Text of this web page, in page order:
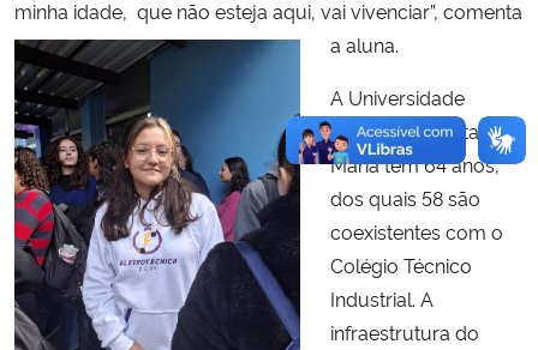
minha idade, que não esteja aqui, vai vivenciar”, comenta
a aluna.
A Universidade
Federal de Santa
Maria tem 64 anos,
dos quais 58 são
coexistentes com o
Colégio Técnico
Industrial. A
infraestrutura do